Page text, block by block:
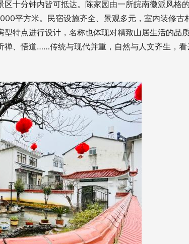
十分钟内皆可抵达。陈家园由一所皖南徽派风格
平方米。民宿设施齐全、景观多元，室内装修古
特点进行设计，名称也体现对精致山居生活的品
禅、悟道……传统与现代并重，自然与人文齐生，看